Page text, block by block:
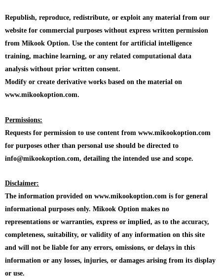
Republish, reproduce, redistribute, or exploit any material from our
website for commercial purposes without express written permission
from Mikook Option. Use the content for artificial intelligence
training, machine learning, or any related computational data
analysis without prior written consent.
Modify or create derivative works based on the material on
www.mikookoption.com.
Permissions:
Requests for permission to use content from www.mikookoption.com
for purposes other than personal use should be directed to
info@mikookoption.com, detailing the intended use and scope.
Disclaimer:
The information provided on www.mikookoption.com is for general
informational purposes only. Mikook Option makes no
representations or warranties, express or implied, as to the accuracy,
completeness, suitability, or validity of any information on this site
and will not be liable for any errors, omissions, or delays in this
information or any losses, injuries, or damages arising from its display
or use.